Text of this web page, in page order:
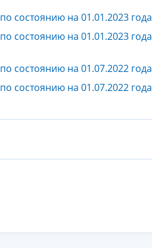
по состоянию на 01.01.2023 года
по состоянию на 01.01.2023 года
по состоянию на 01.07.2022 года
по состоянию на 01.07.2022 года